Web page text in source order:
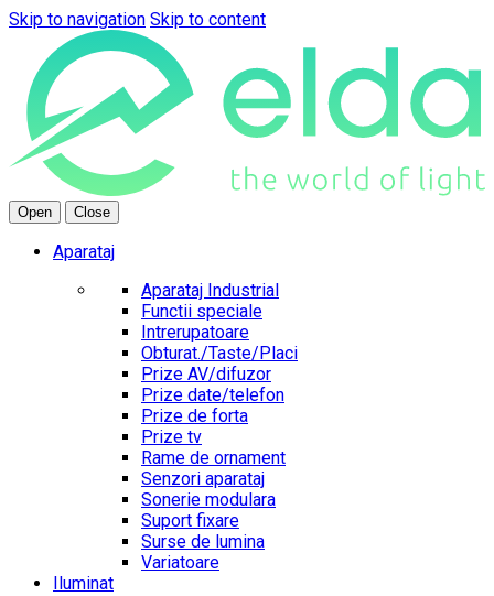
Skip to navigation Skip to content
Open Close
Aparataj
Aparataj Industrial
Functii speciale
Intrerupatoare
Obturat./Taste/Placi
Prize AV/difuzor
Prize date/telefon
Prize de forta
Prize tv
Rame de ornament
Senzori aparataj
Sonerie modulara
Suport fixare
Surse de lumina
Variatoare
Iluminat